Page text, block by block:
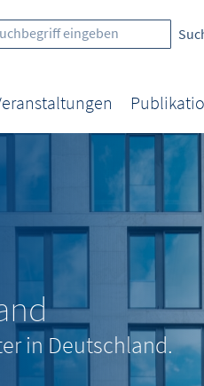
in Deutschland.